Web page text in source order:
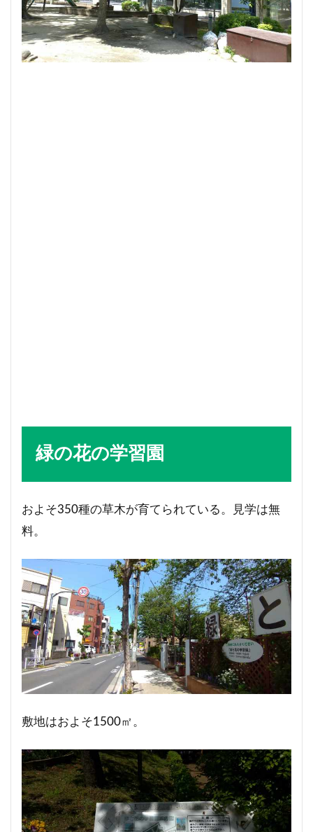
緑の花の学習園
およそ350種の草木が育てられている。見学は無
料。
敷地はおよそ1500㎡。